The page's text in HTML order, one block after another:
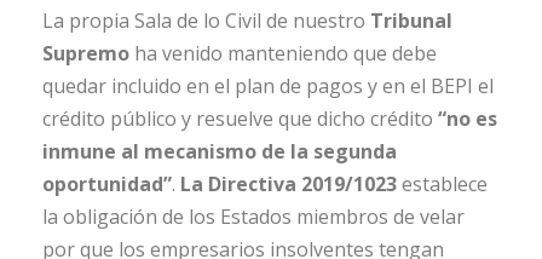
La propia Sala de lo Civil de nuestro Tribunal
Supremo ha venido manteniendo que debe
quedar incluido en el plan de pagos y en el BEPI el
crédito público y resuelve que dicho crédito “no es
inmune al mecanismo de la segunda
oportunidad”. La Directiva 2019/1023establece
la obligación de los Estados miembros de velar
por que los empresarios insolventes tengan